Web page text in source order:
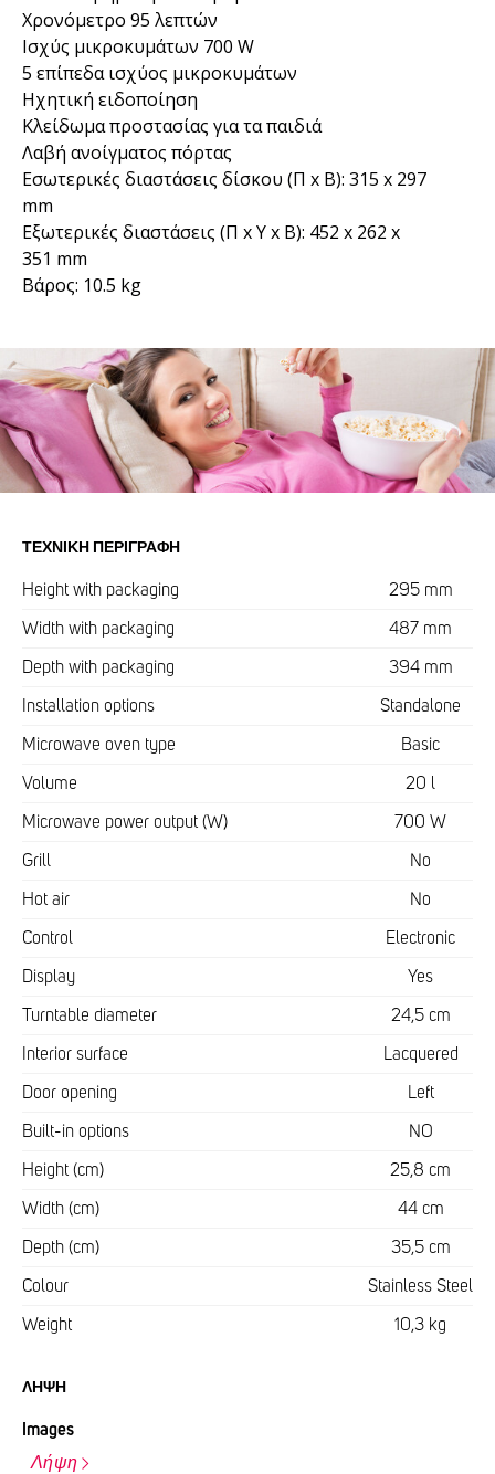
Χρονόμετρο 95 λεπτών
Ισχύς μικροκυμάτων 700 W
5 επίπεδα ισχύος μικροκυμάτων
Ηχητική ειδοποίηση
Κλείδωμα προστασίας για τα παιδιά
Λαβή ανοίγματος πόρτας
Εσωτερικές διαστάσεις δίσκου (Π x Β): 315 x 297
mm
Εξωτερικές διαστάσεις (Π x Υ x Β): 452 x 262 x
351 mm
Βάρος: 10.5 kg
ΤΕΧΝΙΚΉ ΠΕΡΙΓΡΑΦΉ
Height with packaging 295 mm
Width with packaging 487 mm
Depth with packaging 394 mm
Installation options Standalone
Microwave oven type Basic
Volume 20 l
Microwave power output (W) 700 W
Grill No
Hot air No
Control Electronic
Display Yes
Turntable diameter 24,5 cm
Interior surface Lacquered
Door opening Left
Built-in options NO
Height (cm) 25,8 cm
Width (cm) 44 cm
Depth (cm) 35,5 cm
Colour Stainless Steel
Weight 10,3 kg
ΛΉΨΗ
Images
Λήψη